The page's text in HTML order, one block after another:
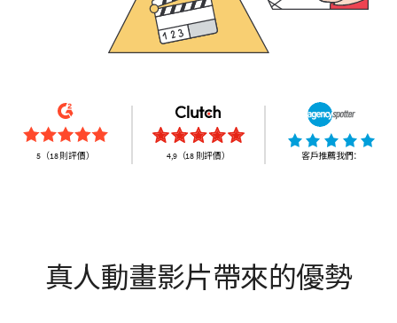
5（18 則評價） 4,9（18 則評價） 客戶推薦我們：
真人動畫影片帶來的優勢